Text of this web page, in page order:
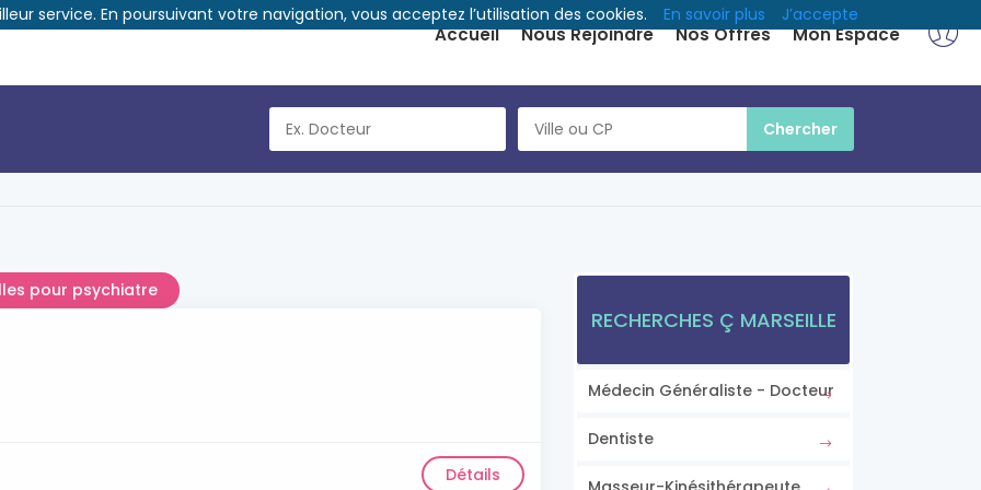
Accueil Nous Rejoindre Nos Offres Mon Espace
pour psychiatre
Détails
RECHERCHES Ç MARSEILLE
Médecin Généraliste - Docteur
Dentiste
service. En poursuivant votre navigation, vous acceptez l’utilisation des cookies. En savoir plus J’accepte